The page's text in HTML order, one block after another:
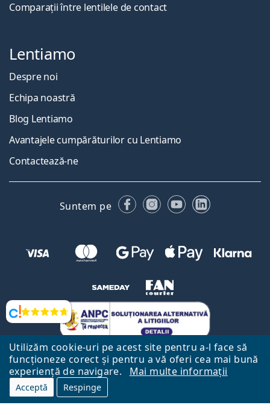
Utilizăm cookie-uri pe acest site pentru a-l face să
funcționeze corect și pentru a vă oferi cea mai bună
experiență de navigare.
Mai multe informații
Acceptă Respinge
Opinii
Comparații între lentilele de contact
Lentiamo
Despre noi
Echipa noastră
Blog Lentiamo
Avantajele cumpărăturilor cu Lentiamo
Contactează-ne
Suntem pe FacebookInstagram
YouTubeLinkedIn
Către Pagina Principală Mai sus